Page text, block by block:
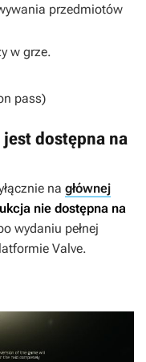
przedmiotów
w grze.
pass)
jest dostępna na
na głównej
nie dostępna na
wydaniu pełnej
Valve.